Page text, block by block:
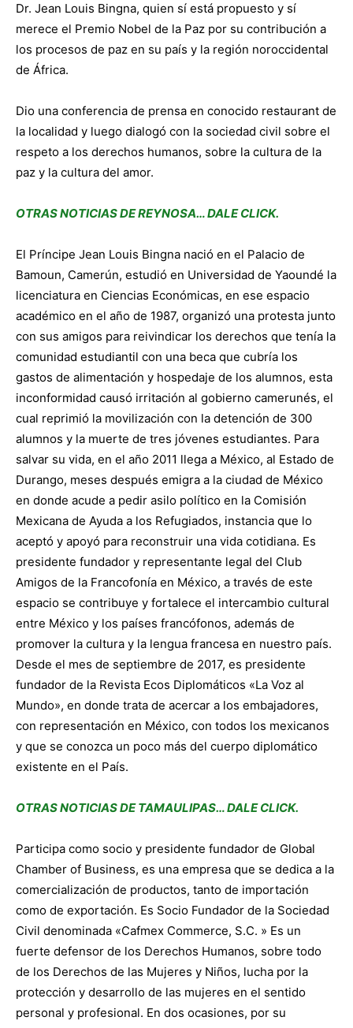
Dr. Jean Louis Bingna, quien sí está propuesto y sí
merece el Premio Nobel de la Paz por su contribución a
los procesos de paz en su país y la región noroccidental
de África.
Dio una conferencia de prensa en conocido restaurant de
la localidad y luego dialogó con la sociedad civil sobre el
respeto a los derechos humanos, sobre la cultura de la
paz y la cultura del amor.
OTRAS NOTICIAS DE REYNOSA… DALE CLICK.
El Príncipe Jean Louis Bingna nació en el Palacio de
Bamoun, Camerún, estudió en Universidad de Yaoundé la
licenciatura en Ciencias Económicas, en ese espacio
académico en el año de 1987, organizó una protesta junto
con sus amigos para reivindicar los derechos que tenía la
comunidad estudiantil con una beca que cubría los
gastos de alimentación y hospedaje de los alumnos, esta
inconformidad causó irritación al gobierno camerunés, el
cual reprimió la movilización con la detención de 300
alumnos y la muerte de tres jóvenes estudiantes. Para
salvar su vida, en el año 2011 llega a México, al Estado de
Durango, meses después emigra a la ciudad de México
en donde acude a pedir asilo político en la Comisión
Mexicana de Ayuda a los Refugiados, instancia que lo
aceptó y apoyó para reconstruir una vida cotidiana. Es
presidente fundador y representante legal del Club
Amigos de la Francofonía en México, a través de este
espacio se contribuye y fortalece el intercambio cultural
entre México y los países francófonos, además de
promover la cultura y la lengua francesa en nuestro país.
Desde el mes de septiembre de 2017, es presidente
fundador de la Revista Ecos Diplomáticos «La Voz al
Mundo», en donde trata de acercar a los embajadores,
con representación en México, con todos los mexicanos
y que se conozca un poco más del cuerpo diplomático
existente en el País.
OTRAS NOTICIAS DE TAMAULIPAS… DALE CLICK.
Participa como socio y presidente fundador de Global
Chamber of Business, es una empresa que se dedica a la
comercialización de productos, tanto de importación
como de exportación. Es Socio Fundador de la Sociedad
Civil denominada «Cafmex Commerce, S.C. » Es un
fuerte defensor de los Derechos Humanos, sobre todo
de los Derechos de las Mujeres y Niños, lucha por la
protección y desarrollo de las mujeres en el sentido
personal y profesional. En dos ocasiones, por su